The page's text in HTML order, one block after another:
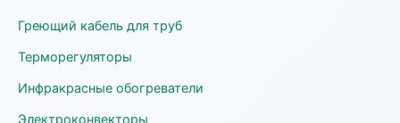
Греющий кабель для труб
Терморегуляторы
Инфракрасные обогреватели
Электроконвекторы